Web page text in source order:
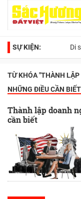
SỰ KIỆN: Di sản
TỪ KHÓA "THÀNH LẬP
NHỮNG ĐIỀU CẦN BIẾT
Thành lập doanh
cần biết